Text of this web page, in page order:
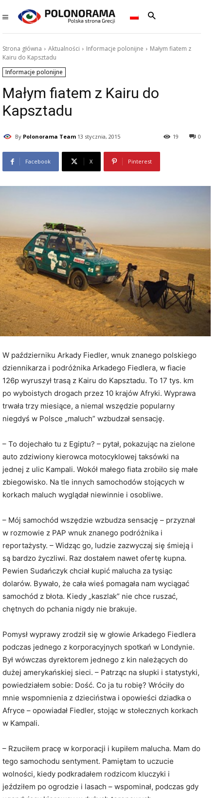
Strona główna Aktualności Informacje polonijne
Małym fiatem z
Kairu do Kapsztadu
Informacje polonijne
Małym fiatem z Kairu do
Kapsztadu
By Polonorama Team 13 stycznia, 2015 0
19
Facebook X Pinterest
W październiku Arkady Fiedler, wnuk znanego polskiego
dziennikarza i podróżnika Arkadego Fiedlera, w fiacie
126p wyruszył trasą z Kairu do Kapsztadu. To 17 tys. km
po wyboistych drogach przez 10 krajów Afryki. Wyprawa
trwała trzy miesiące, a niemal wszędzie popularny
niegdyś w Polsce „maluch” wzbudzał sensację.
– To dojechało tu z Egiptu? – pytał, pokazując na zielone
auto zdziwiony kierowca motocyklowej taksówki na
jednej z ulic Kampali. Wokół małego fiata zrobiło się małe
zbiegowisko. Na tle innych samochodów stojących w
korkach maluch wyglądał niewinnie i osobliwe.
– Mój samochód wszędzie wzbudza sensację – przyznał
w rozmowie z PAP wnuk znanego podróżnika i
reportażysty. – Widząc go, ludzie zazwyczaj się śmieją i
są bardzo życzliwi. Raz dostałem nawet ofertę kupna.
Pewien Sudańczyk chciał kupić malucha za tysiąc
dolarów. Bywało, że cała wieś pomagała nam wyciągać
samochód z błota. Kiedy „kaszlak” nie chce ruszać,
chętnych do pchania nigdy nie brakuje.
Pomysł wyprawy zrodził się w głowie Arkadego Fiedlera
podczas jednego z korporacyjnych spotkań w Londynie.
Był wówczas dyrektorem jednego z kin należących do
dużej amerykańskiej sieci. – Patrząc na słupki i statystyki,
powiedziałem sobie: Dość. Co ja tu robię? Wróciły do
mnie wspomnienia z dzieciństwa i opowieści dziadka o
Afryce – opowiadał Fiedler, stojąc w stołecznych korkach
w Kampali.
– Rzuciłem pracę w korporacji i kupiłem malucha. Mam do
tego samochodu sentyment. Pamiętam to uczucie
wolności, kiedy podkradałem rodzicom kluczyki i
jeździłem po ogrodzie i lasach – wspominał, podczas gdy